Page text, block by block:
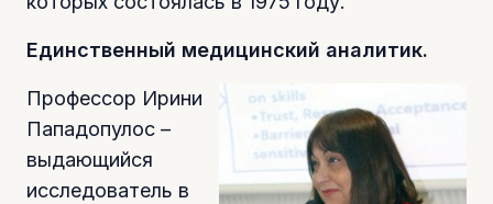
Единственный медицинский аналитик.
Профессор Ирини
Пападопулос –
выдающийся
исследователь в